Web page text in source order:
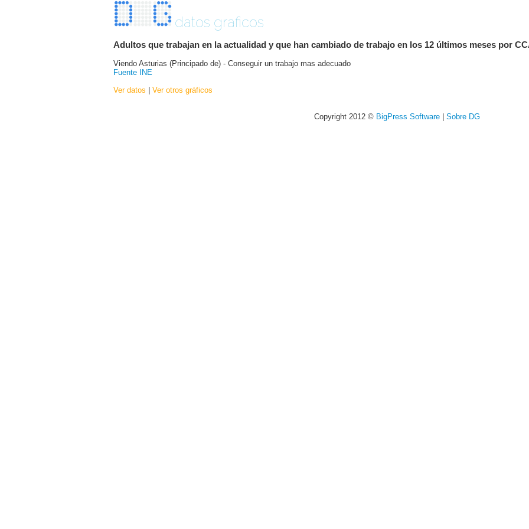
datos graficos
Adultos que trabajan en la actualidad y que han cambiado de trabajo en los 12 últimos meses por
Viendo Asturias (Principado de) - Conseguir un trabajo mas adecuado
Fuente INE
Ver datos | Ver otros gráficos
Copyright 2012 © BigPress Software| Sobre DG